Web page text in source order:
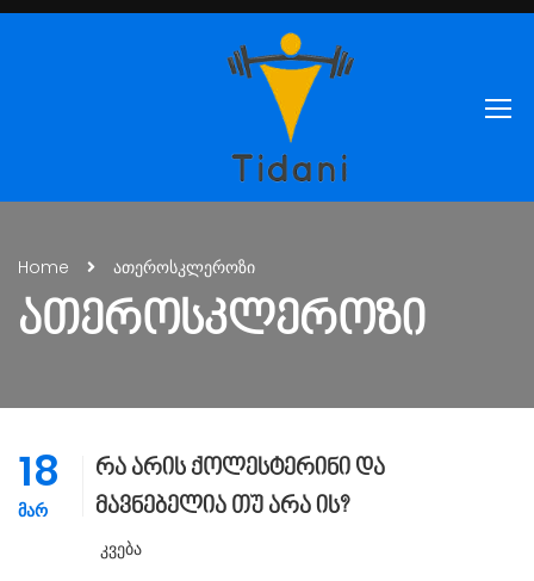
Home ათეროსკლეროზი
ᲐᲗᲔᲠᲝᲡᲙᲚᲔᲠᲝᲖᲘ
18
ᲛᲐᲠ
რა არის ქოლესტერინი და
მავნებელია თუ არა ის?
Კვება